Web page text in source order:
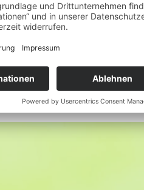
Hautpflege
Wunschliste